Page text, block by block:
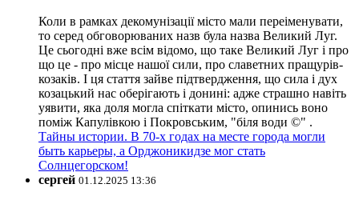
Коли в рамках декомунізації місто мали переіменувати,
то серед обговорюваних назв була назва Великий Луг.
Це сьогодні вже всім відомо, що таке Великий Луг і про
що це - про місце нашої сили, про славетних пращурів-
козаків. І ця стаття зайве підтвердження, що сила і дух
козацький нас оберігають і донині: адже страшно навіть
уявити, яка доля могла спіткати місто, опинись воно
поміж Капулівкою і Покровським, "біля води ©" .
Тайны истории. В 70-х годах на месте города могли
быть карьеры, а Орджоникидзе мог стать
Солнцегорском!
сергей 01.12.2025 13:36